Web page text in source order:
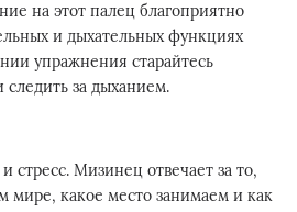
на этот палец благоприятно
и дыхательных функциях
упражнения старайтесь
следить за дыханием.
стресс. Мизинец отвечает за то,
мире, какое место занимаем и как